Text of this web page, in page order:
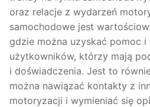
oraz relacje z wydarzeń
samochodowe jest
gdzie można uzyskać pomoc
użytkowników, którzy mają
i doświadczenia. Jest to
można nawiązać kontakty z
motoryzacji i wymieniać się